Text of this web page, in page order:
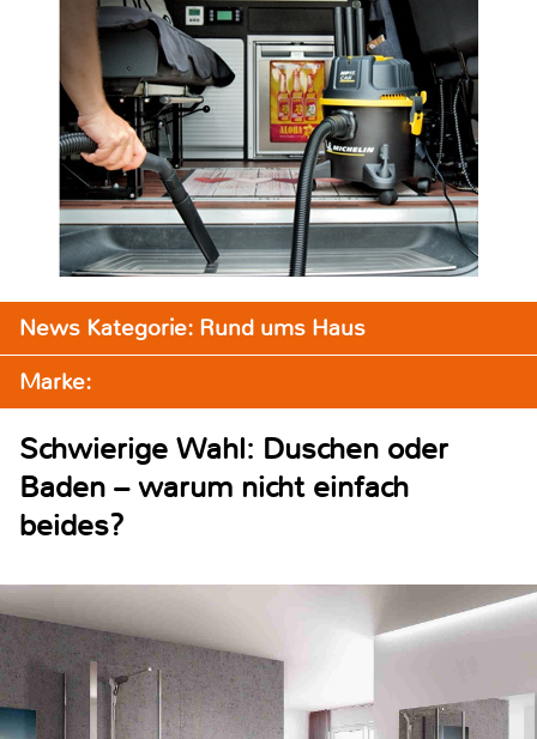
News Kategorie: Rund ums Haus
Marke:
Schwierige Wahl: Duschen oder
Baden – warum nicht einfach
beides?